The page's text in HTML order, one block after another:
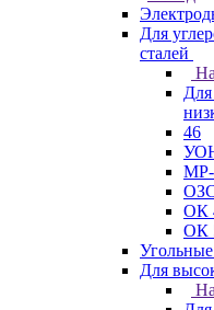
Для
сталей
Для
46
ОК
ОК
Для